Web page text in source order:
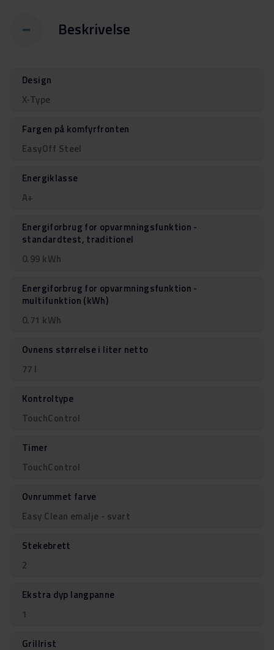
Beskrivelse
Design
X-Type
Fargen på komfyrfronten
EasyOff Steel
Energiklasse
A+
Energiforbrug for opvarmningsfunktion -
standardtest, traditionel
0.99 kWh
Energiforbrug for opvarmningsfunktion -
multifunktion (kWh)
0.71 kWh
Ovnens størrelse i liter netto
77 l
Kontroltype
TouchControl
Timer
TouchControl
Ovnrummet farve
Easy Clean emalje - svart
Stekebrett
2
Ekstra dyp langpanne
1
Grillrist